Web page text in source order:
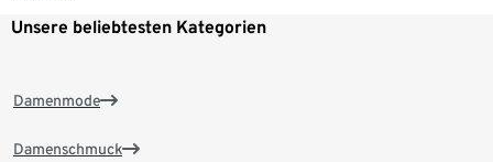
Unsere beliebtesten Kategorien
Damenmode
Damenschmuck